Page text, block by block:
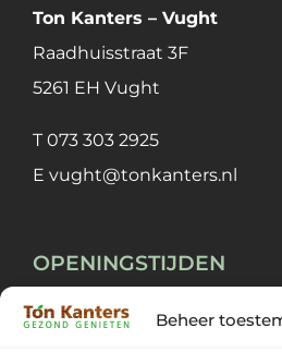
Beheer
Ton Kanters – Vught
Raadhuisstraat 3F
5261 EH Vught
T 073 303 2925
E vught@tonkanters.nl
OPENINGSTIJDEN
Maandag ~ Vrijdag